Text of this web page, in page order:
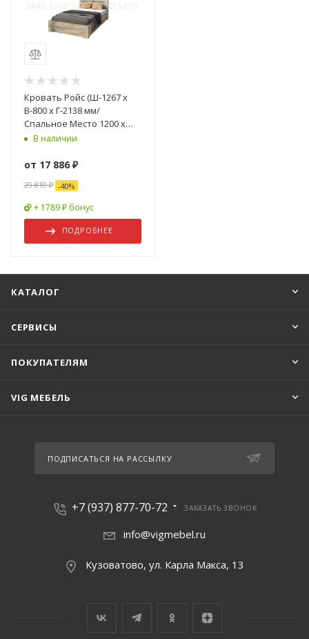
Кровать Ройс (Ш-1267 x
В-800 x Г-2138 мм/
Спальное Место 1200 x
2000 мм) Дуб Юкон/Бетон
В наличии
от 17 886 ₽
29 810 ₽ -40%
+ 1789 ₽ бонус
ПОДРОБНЕЕ
КАТАЛОГ
СЕРВИСЫ
ПОКУПАТЕЛЯМ
VIG МЕБЕЛЬ
ПОДПИСАТЬСЯ НА РАССЫЛКУ
+7 (937) 877-70-72 ЗАКАЗАТЬ ЗВОНОК
info@vigmebel.ru
Кузоватово, ул. Карла Макса, 13